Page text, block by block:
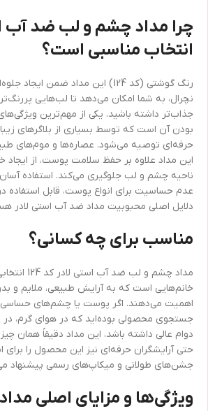
چرا مداد چشم و لب ضد آب
انتخاب مناسبی است؟
رنگ گوشتی (کد 124) این مداد ضمن
نچرال، به شما امکان می‌دهد تا لب‌هایی
جذاب‌تر داشته باشید. یکی از مهم‌ترین
بودن آن است که توسط بسیاری از بلاگرهای
حرفه‌ای توصیه می‌شود. عصاره‌ها و موم‌های
این مداد علاوه بر حفظ سلامت پوست، از
ناحیه چشم و لب جلوگیری می‌کند. استفاده آسان،
عدم حساسیت برای انواع پوست، قابل استفاده
دلایل اصلی محبوبیت مداد ضد آب استی لادر
مناسب برای چه کسانی؟
مداد چشم و لب
خانم‌هایی است که به آرایش طبیعی، ملایم
اهمیت می‌دهند. اگر پوست یا چشم‌های حساسی
جستجوی محصولی بوده‌اید که در هوای گرم، در
دوام عالی داشته باشد، این مداد دقیقاً همان
حتی آرایشگران حرفه‌ای نیز این محصول را برای
جشن‌های طولانی و میکاپ‌های رسمی پیشنهاد
ویژگی‌ها و مزایای اصلی